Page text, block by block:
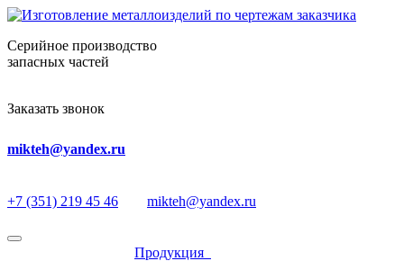
Серийное производство
запасных частей
Заказать звонок
mikteh@yandex.ru
+7 (351) 219 45 46 mikteh@yandex.ru
Продукция